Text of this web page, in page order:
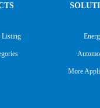
Listing
More